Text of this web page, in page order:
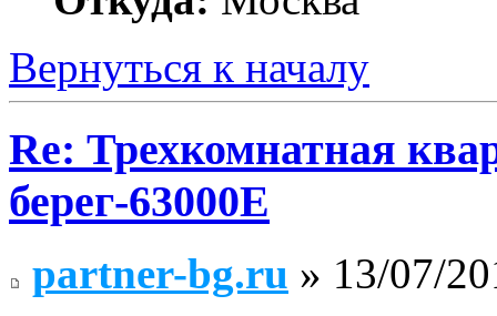
Вернуться к началу
Re: Трехкомнатная
берег-63000E
partner-bg.ru » 13/07/